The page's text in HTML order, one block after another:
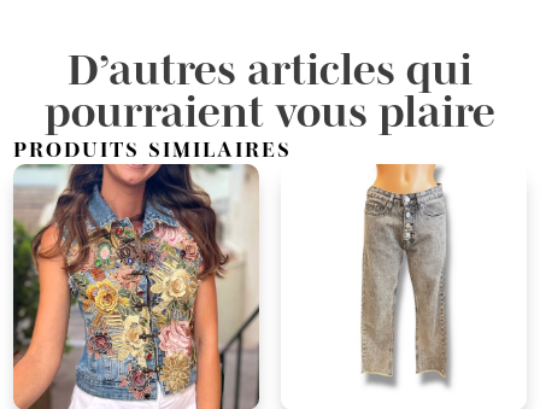
D’autres articles qui
pourraient vous plaire
PRODUITS SIMILAIRES